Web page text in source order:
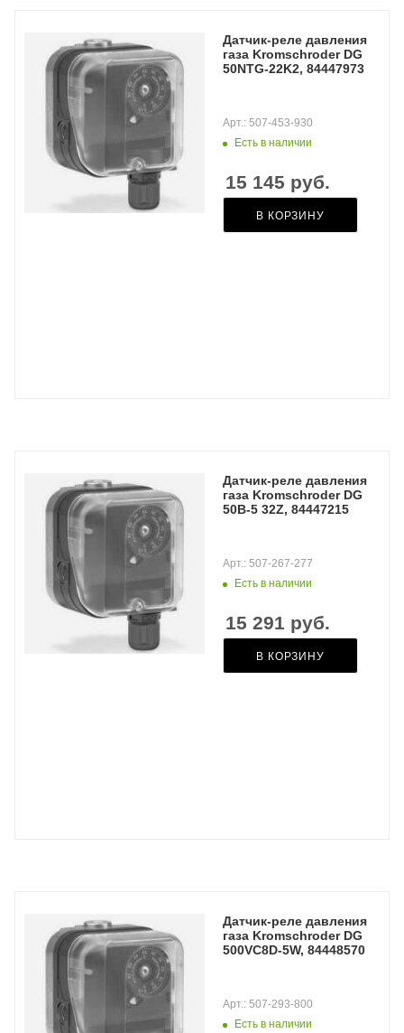
Датчик-реле давления
газа Kromschroder DG
50NTG-22K2, 84447973
Есть в наличии
Арт.: 507-453-930
15 145 руб.
В КОРЗИНУ
Датчик-реле давления
газа Kromschroder DG
50B-5 32Z, 84447215
Есть в наличии
Арт.: 507-267-277
15 291 руб.
В КОРЗИНУ
Датчик-реле давления
газа Kromschroder DG
500VC8D-5W, 84448570
Есть в наличии
Арт.: 507-293-800